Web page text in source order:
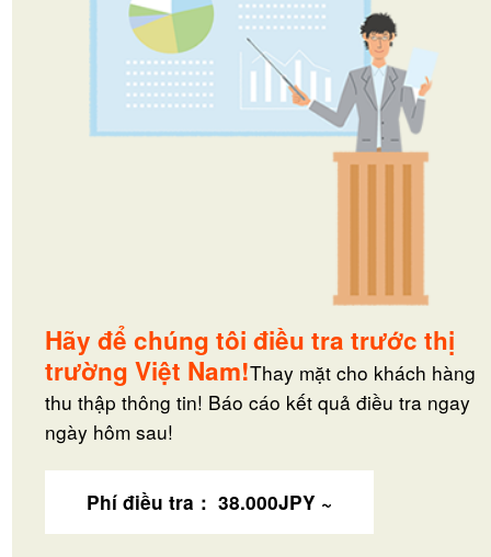
Hãy để chúng tôi điều tra trước thị
trường Việt Nam!Thay mặt cho khách hàng
thu thập thông tin! Báo cáo kết quả điều tra ngay
ngày hôm sau!
Phí điều tra： 38.000JPY ~